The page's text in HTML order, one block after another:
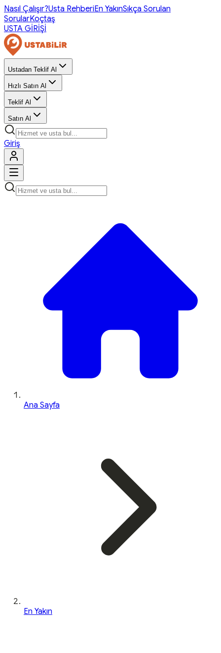
Nasıl Çalışır?Usta RehberiEn YakınSıkça Sorulan
SorularKoçtaş
USTA GİRİŞİ
Ustadan Teklif Al
Hızlı Satın Al
Teklif Al
Satın Al
Giriş
Ana Sayfa
En Yakın